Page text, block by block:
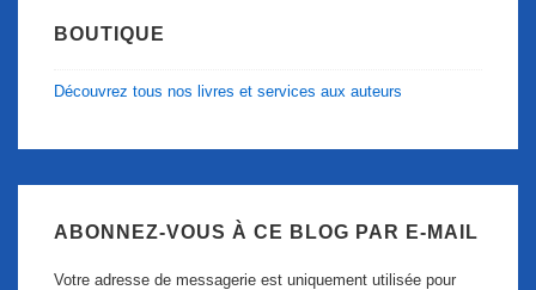
BOUTIQUE
Découvrez tous nos livres et services aux auteurs
ABONNEZ-VOUS À CE BLOG PAR E-MAIL
Votre adresse de messagerie est uniquement utilisée pour